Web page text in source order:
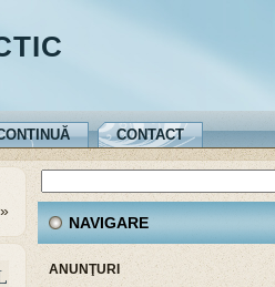
CONTACT
»
NAVIGARE
ANUNŢURI